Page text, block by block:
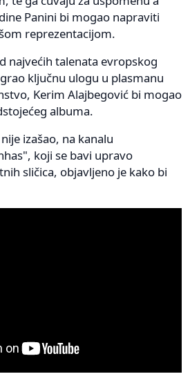
Panini bi mogao napraviti
reprezentacijom.
najvećih talenata evropskog
ključnu ulogu u plasmanu
Kerim Alajbegović bi mogao
albuma.
izašao, na kanalu
koji se bavi upravo
sličica, objavljeno je kako bi